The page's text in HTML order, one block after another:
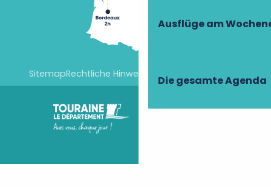
Ausflüge am
Die gesamte Agenda
SitemapRechtliche Hinweise Cookie-Einstellungen